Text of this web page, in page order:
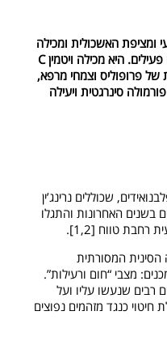
ומציפת האשכולית ומכילה
ריכוז גבוה במיוחד של ביופלבנואידים פעילים. היא מכילה ויטמין C
של פרופוליס וצמחי מרפא,
סינרגטית ויעילה
שכוללים נרינג’ין
בשנים האחרונות והתגלו
רחבת טווח [1,2].
הסינית המסורתית
מצבי “חום ורעילות”.
רבים שנעשו עליו ועל
חיטוי כנגד מזהמים נפוצים